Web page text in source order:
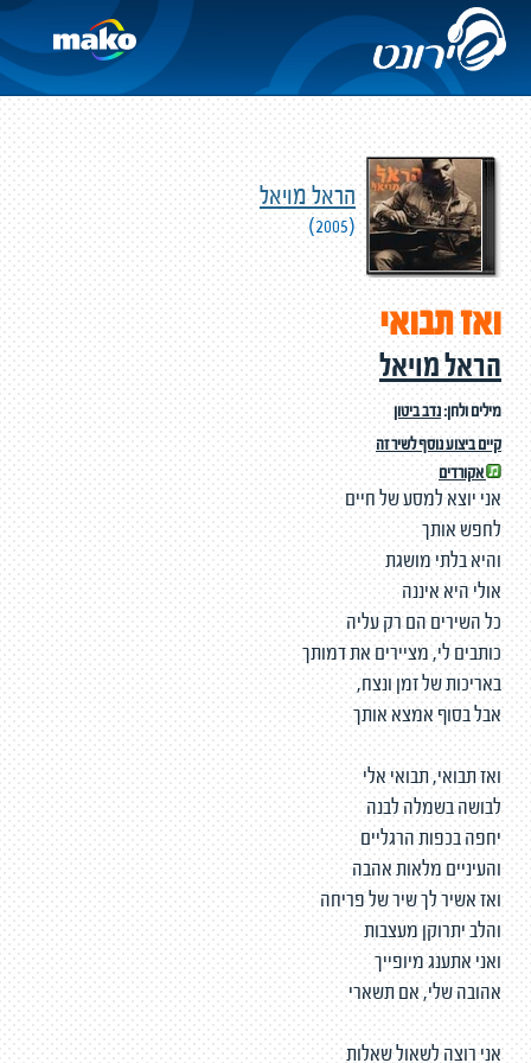
הראל מויאל
(2005)
ואז תבואי
הראל מויאל
מילים ולחן:נדב ביטון
קיים ביצוע נוסף לשיר זה
אקורדים
אני יוצא למסע של חיים
לחפש אותך
והיא בלתי מושגת
אולי היא איננה
כל השירים הם רק עליה
כותבים לי, מציירים את דמותך
באריכות של זמן ונצח,
אבל בסוף אמצא אותך
ואז תבואי, תבואי אלי
לבושה בשמלה לבנה
יחפה בכפות הרגליים
והעיניים מלאות אהבה
ואז אשיר לך שיר של פריחה
והלב יתרוקן מעצבות
ואני אתענג מיופייך
אהובה שלי, אם תשארי
אני רוצה לשאול שאלות